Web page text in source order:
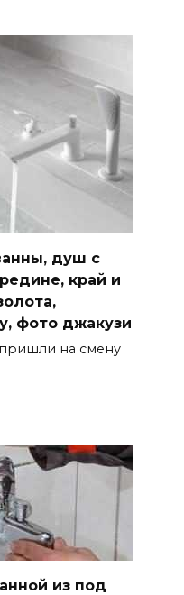
душ с
край и
фото джакузи
на смену
из под